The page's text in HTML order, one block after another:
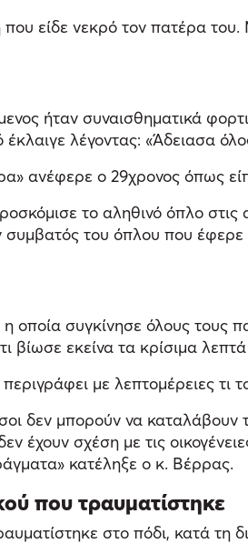
είδε νεκρό τον πατέρα
ήταν συναισθηματικά
λέγοντας: «Άδειασα
ανέφερε ο 29χρονος όπως
το αληθινό όπλο
συμβατός του όπλου που
οποία συγκίνησε όλους τους
βίωσε εκείνα τα κρίσιμα
περιγράφει με λεπτομέρειες
δεν μπορούν να
έχουν σχέση με τις
κατέληξε ο κ. Βέρρας.
που τραυματίστηκε
στο πόδι, κατά